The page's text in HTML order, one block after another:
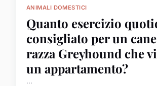
ANIMALI DOMESTICI
Quanto esercizio
consigliato per un
razza Greyhound che
un appartamento?
...